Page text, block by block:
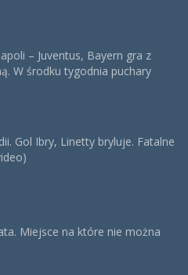
– Juventus, Bayern gra z
W środku tygodnia puchary
Gol Ibry, Linetty bryluje. Fatalne
Miejsce na które nie można